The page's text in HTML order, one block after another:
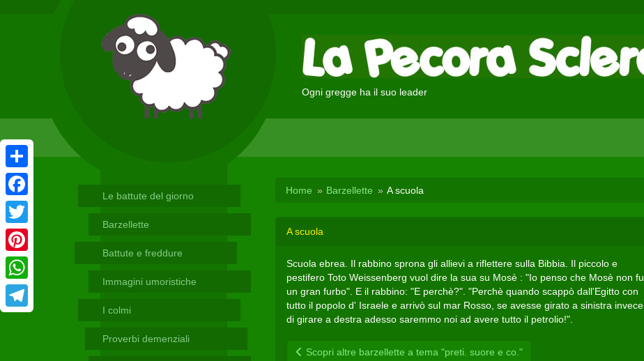
Ogni gregge ha il suo leader
Le battute del giorno
Barzellette
Battute e freddure
Immagini umoristiche
I colmi
Proverbi demenziali
Home Barzellette A scuola
A scuola
Scuola ebrea. Il rabbino sprona gli allievi a riflettere sulla Bibbia. Il piccolo e
pestifero Toto Weissenberg vuol dire la sua su Mosè : "Io penso che Mosè non fu
un gran furbo". E il rabbino: "E perchè?". "Perchè quando scappò dall'Egitto con
tutto il popolo d' Israele e arrivò sul mar Rosso, se avesse girato a sinistra invece
di girare a destra adesso saremmo noi ad avere tutto il petrolio!".
Scopri altre barzellette a tema "preti. suore e co."
Condividi
Facebook
Twitter
Pinterest
WhatsApp